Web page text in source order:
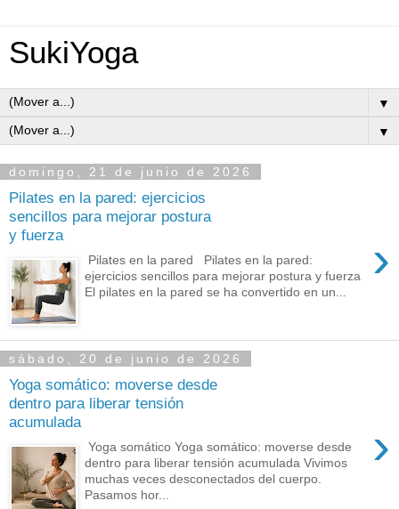
SukiYoga
▼
▼
domingo, 21 de junio de 2026
Pilates en la pared: ejercicios
sencillos para mejorar postura
y fuerza
›
Pilates en la pared Pilates en la pared:
ejercicios sencillos para mejorar postura y fuerza
El pilates en la pared se ha convertido en un...
sábado, 20 de junio de 2026
Yoga somático: moverse desde
dentro para liberar tensión
acumulada
›
Yoga somático Yoga somático: moverse desde
dentro para liberar tensión acumulada Vivimos
muchas veces desconectados del cuerpo.
Pasamos hor...